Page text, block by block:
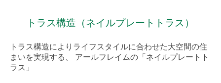
トラス構造（ネイルプレートトラス）
トラス構造によりライフスタイルに合わせた大空間の住
まいを実現する、
アールフレイムの「ネイルプレートト
ラス」